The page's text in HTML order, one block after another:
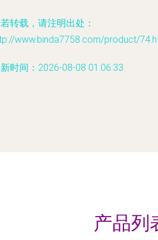
转载，请注明出处：
www.binda7758.com/product/
时间：2026-08-08 01:06:33
产品列